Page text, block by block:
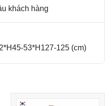
khách hàng
53*H127-125 (cm)